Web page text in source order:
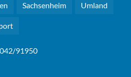
Sachsenheim Umland
91950